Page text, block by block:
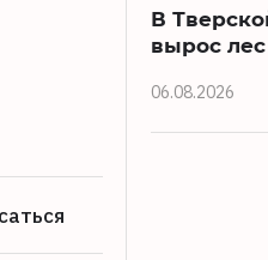
В
вырос лес
06.08.2026